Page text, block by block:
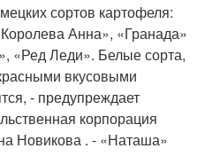
сортов картофеля:
Анна», «Гранада»
«Ред Леди». Белые сорта,
вкусовыми
- предупреждает
корпорация
Новикова . - «Наташа»